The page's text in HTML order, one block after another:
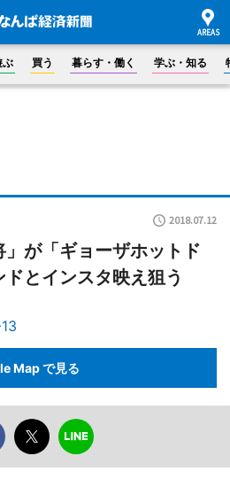
ぶ 買う 暮らす・働く 学ぶ・知る
2018.07.12
が「ギョーザホットド
とインスタ映え狙う
Map で見る